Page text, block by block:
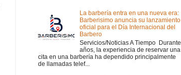
La barbería entra en una nueva era:
Barberisimo anuncia su lanzamiento
oficial para el Día Internacional del
Barbero
Servicios/Noticias A Tiempo Durante
años, la experiencia de reservar una
cita en una barbería ha dependido principalmente
de llamadas telef...